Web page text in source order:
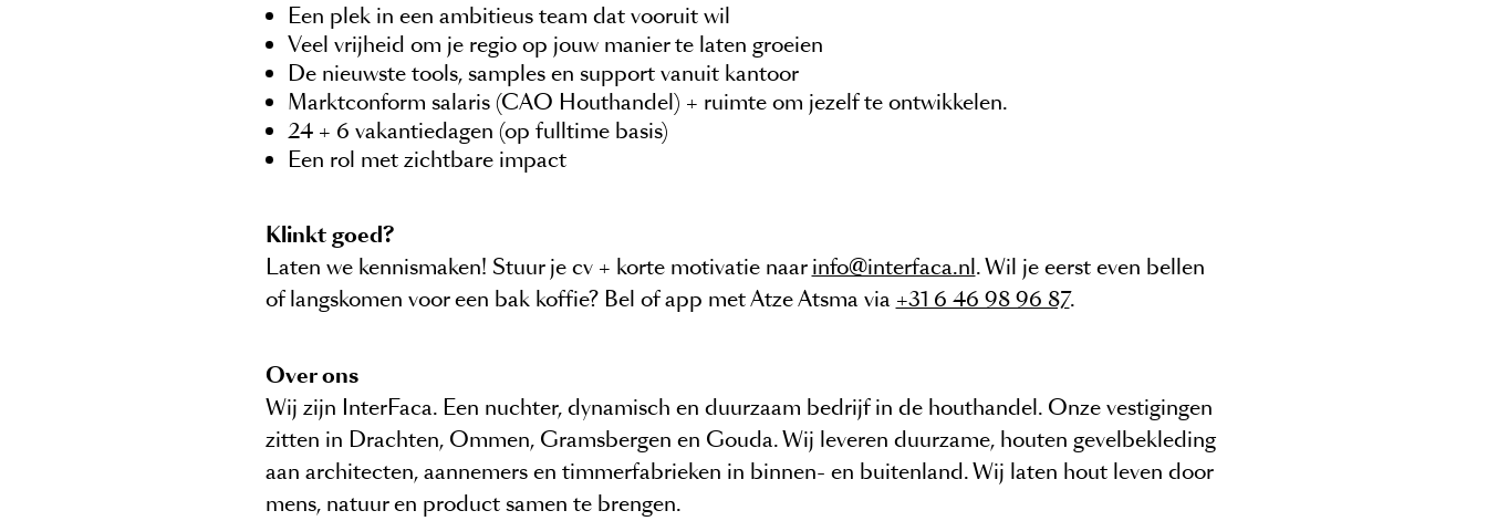
Een plek in een ambitieus team dat vooruit wil
Veel vrijheid om je regio op jouw manier te laten groeien
De nieuwste tools, samples en support vanuit kantoor
Marktconform salaris (CAO Houthandel) + ruimte om jezelf te ontwikkelen.
24 + 6 vakantiedagen (op fulltime basis)
Een rol met zichtbare impact
Klinkt goed?
Laten we kennismaken! Stuur je cv + korte motivatie naarinfo@interfaca.nl. Wil je eerst even bellen
of langskomen voor een bak koffie? Bel of app met Atze Atsma via +31 6 46 98 96 87.
Over ons
Wij zijn InterFaca. Een nuchter, dynamisch en duurzaam bedrijf in de houthandel. Onze vestigingen
zitten in Drachten, Ommen, Gramsbergen en Gouda. Wij leveren duurzame, houten gevelbekleding
aan architecten, aannemers en timmerfabrieken in binnen- en buitenland. Wij laten hout leven door
mens, natuur en product samen te brengen.